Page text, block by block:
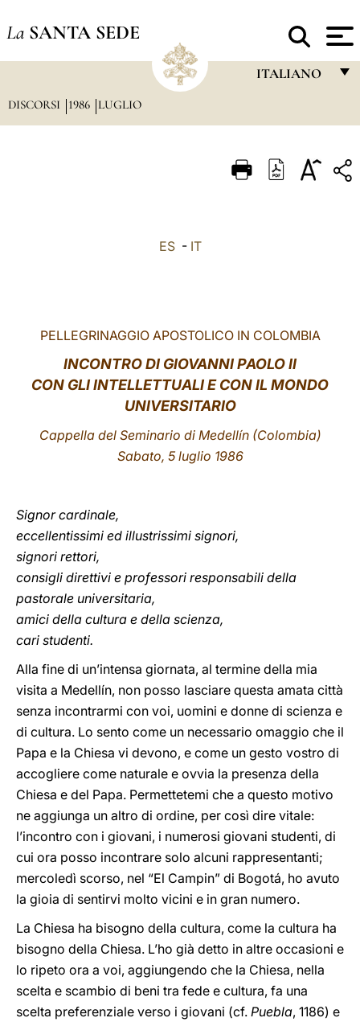
La SANTA SEDE
ITALIANO
ITALIANO
中文
LATINE
DISCORSI 1986 LUGLIO
ES- IT
PELLEGRINAGGIO APOSTOLICO IN COLOMBIA
INCONTRODI GIOVANNI PAOLO II
CON GLI INTELLETTUALI E CON IL MONDO
UNIVERSITARIO
Cappella del Seminario di Medellín (Colombia)
Sabato, 5 luglio 1986
Signor cardinale,
eccellentissimi ed illustrissimi signori,
signori rettori,
consigli direttivi e professori responsabili della
pastorale universitaria,
amici della cultura e della scienza,
cari studenti.
Alla fine di un’intensa giornata, al termine della mia
visita a Medellín, non posso lasciare questa amata città
senza incontrarmi con voi, uomini e donne di scienza e
di cultura. Lo sento come un necessario omaggio che il
Papa e la Chiesa vi devono, e come un gesto vostro di
accogliere come naturale e ovvia la presenza della
Chiesa e del Papa. Permettetemi che a questo motivo
ne aggiunga un altro di ordine, per così dire vitale:
l’incontro con i giovani, i numerosi giovani studenti, di
cui ora posso incontrare solo alcuni rappresentanti;
mercoledì scorso, nel “El Campin” di Bogotá, ho avuto
la gioia di sentirvi molto vicini e in gran numero.
La Chiesa ha bisogno della cultura, come la cultura ha
bisogno della Chiesa. L’ho già detto in altre occasioni e
lo ripeto ora a voi, aggiungendo che la Chiesa, nella
scelta e scambio di beni tra fede e cultura, fa una
scelta preferenziale verso i giovani (cf. Puebla, 1186) e